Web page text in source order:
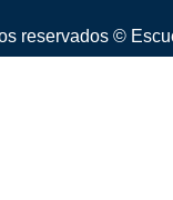
reservados ©